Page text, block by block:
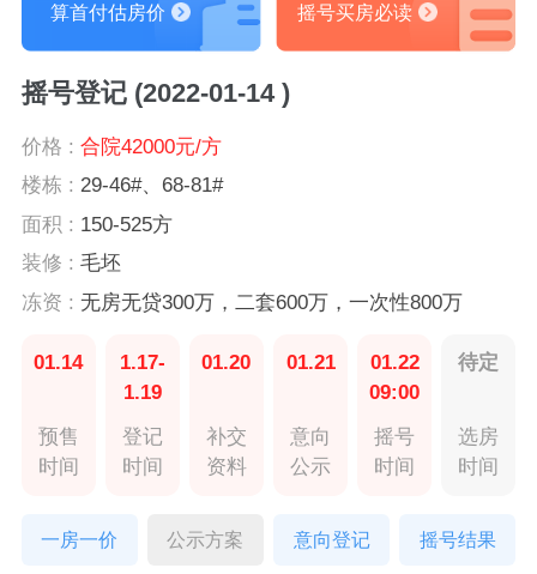
算首付估房价 摇号买房必读
摇号登记 (2022-01-14 )
价格 : 合院42000元/方
楼栋 : 29-46#、68-81#
面积 : 150-525方
装修 : 毛坯
冻资 : 无房无贷300万，二套600万，一次性800万
01.14
预售
时间
1.17-
1.19
登记
时间
01.20
补交
资料
01.21
意向
公示
01.22
09:00
摇号
时间
待定
选房
时间
一房一价 公示方案 意向登记 摇号结果